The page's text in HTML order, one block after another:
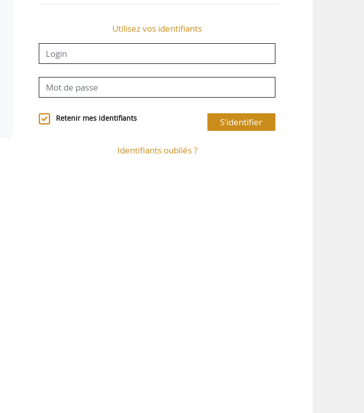
Utilisez vos identifiants
Retenir mes identifiants S'identifier
Identifiants oubliés ?